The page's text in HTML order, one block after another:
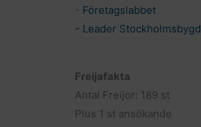
- Företagslabbet
- Leader Stockholmsbygd
Freijafakta
Antal Freijor: 189 st
Plus 1 st ansökande